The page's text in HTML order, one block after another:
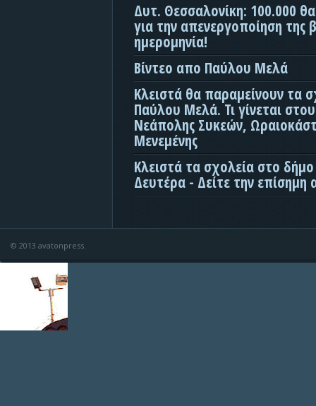
Δυτ. Θεσσαλονίκη: 100.000
για την απενεργοποίηση της
ημερομηνία!
Βίντεο απο Παύλου Μελά
Κλειστά θα παραμείνουν τα
Παύλου Μελά. Τι γίνεται
Νεάπολης Συκεών,
Μενεμένης
Κλειστά τα σχολεία στο
Δευτέρα - Δείτε την επίσημη
© 2013 avatonpress.